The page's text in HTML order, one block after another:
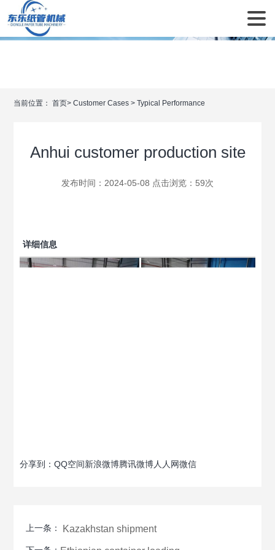
当前位置： 首页>Customer Cases >Typical Performance
Anhui customer production site
发布时间：2024-05-08 点击浏览： 59次
详细信息
分享到：QQ空间新浪微博腾讯微博人人网微信
上一条： Kazakhstan shipment